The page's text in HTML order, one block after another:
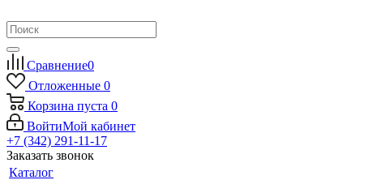
Сравнение0
Отложенные 0
Корзина пуста 0
ВойтиМой кабинет
+7 (342) 291-11-17
Заказать звонок
Каталог